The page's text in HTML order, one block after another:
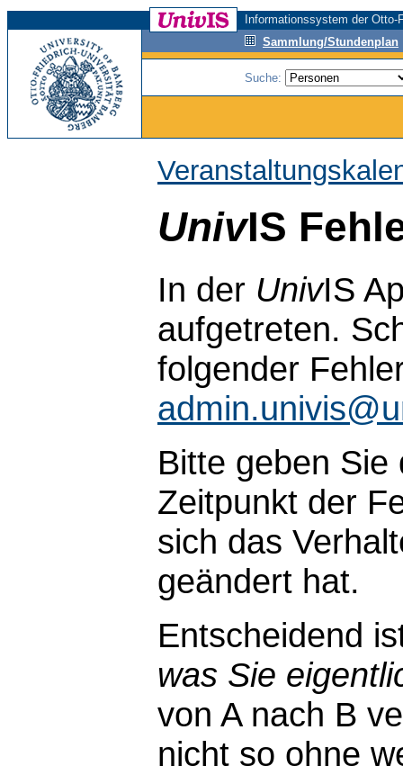
Informationssystem der
Sammlung/Stundenplan
Suche:
UnivIS
In der UnivIS
aufgetreten.
folgender
Bitte geben
Zeitpunkt der
sich das
geändert hat.
Entscheidend
was Sie
von A nach B
nicht so ohne